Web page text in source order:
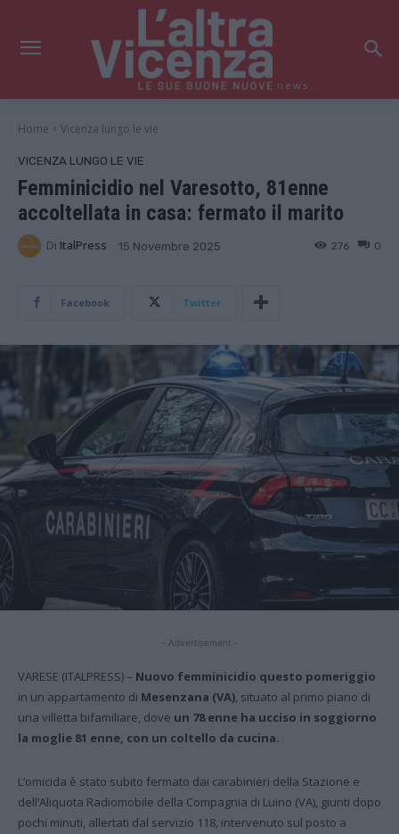
news
Home Vicenza lungo le vie
VICENZA LUNGO LE VIE
Femminicidio nel Varesotto, 81enne
accoltellata in casa: fermato il marito
Di ItalPress 15 Novembre 2025 0
276
Facebook Twitter
- Advertisement -
VARESE (ITALPRESS) – Nuovo femminicidio questo pomeriggio
in un appartamento di Mesenzana (VA), situato al primo piano di
una villetta bifamiliare, dove un 78 enne ha ucciso in soggiorno
la moglie 81 enne, con un coltello da cucina.
L’omicida è stato subito fermato dai carabinieri della Stazione e
dell’Aliquota Radiomobile della Compagnia di Luino (VA), giunti dopo
pochi minuti, allertati dal servizio 118, intervenuto sul posto a